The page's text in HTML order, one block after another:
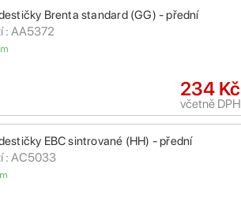
Brenta standard (GG) - přední
: AA5372
234 Kč
včetně DPH
EBC sintrované (HH) - přední
: AC5033